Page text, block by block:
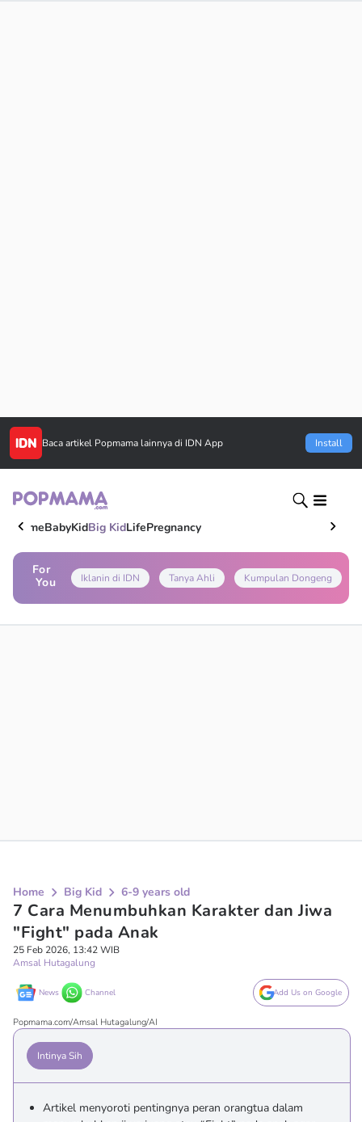
Baca artikel Popmama lainnya di IDN App Install
HomeBabyKidBig KidLifePregnancy
For
You
Iklanin di IDN Tanya Ahli Kumpulan Dongeng
Home Big Kid 6-9 years old
7 Cara Menumbuhkan Karakter dan Jiwa
"Fight" pada Anak
25 Feb 2026, 13:42 WIB
Amsal Hutagalung
News Channel Add Us on Google
Popmama.com/Amsal Hutagalung/AI
Intinya Sih
Artikel menyoroti pentingnya peran orangtua dalam